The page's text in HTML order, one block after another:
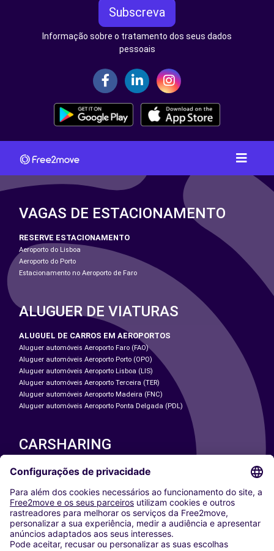
Subscreva
Informação sobre o tratamento dos seus dados
pessoais
VAGAS DE ESTACIONAMENTO
RESERVE ESTACIONAMENTO
Aeroporto do Lisboa
Aeroporto do Porto
Estacionamento no Aeroporto de Faro
ALUGUER DE VIATURAS
ALUGUEL DE CARROS EM AEROPORTOS
Aluguer automóveis Aeroporto Faro (FAO)
Aluguer automóveis Aeroporto Porto (OPO)
Aluguer automóveis Aeroporto Lisboa (LIS)
Aluguer automóveis Aeroporto Terceira (TER)
Aluguer automóveis Aeroporto Madeira (FNC)
Aluguer automóveis Aeroporto Ponta Delgada (PDL)
CARSHARING
NOSSAS CIDADES
Washington DC
Milan
Rome
Turin
Vienna